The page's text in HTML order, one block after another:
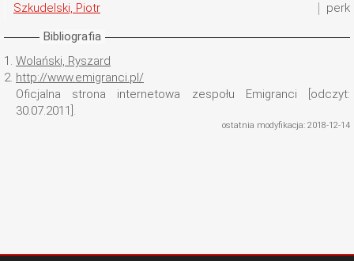
Szkudelski, Piotr
Bibliografia
1. Wolański, Ryszard
2. http://www.emigranci.pl/
Oficjalna strona internetowa zespołu Emigranci [odczyt:
30.07.2011].
ostatnia modyfikacja: 2018-12-14